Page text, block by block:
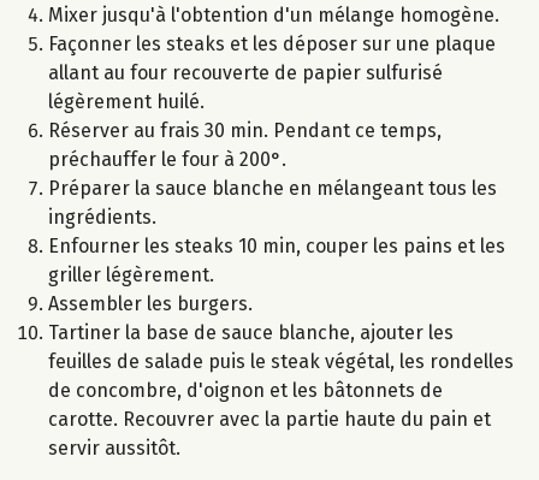
Mixer jusqu'à l'obtention d'un mélange homogène.
Façonner les steaks et les déposer sur une plaque
allant au four recouverte de papier sulfurisé
légèrement huilé.
Réserver au frais 30 min. Pendant ce temps,
préchauffer le four à 200°.
Préparer la sauce blanche en mélangeant tous les
ingrédients.
Enfourner les steaks 10 min, couper les pains et les
griller légèrement.
Assembler les burgers.
Tartiner la base de sauce blanche, ajouter les
feuilles de salade puis le steak végétal, les rondelles
de concombre, d'oignon et les bâtonnets de
carotte. Recouvrer avec la partie haute du pain et
servir aussitôt.